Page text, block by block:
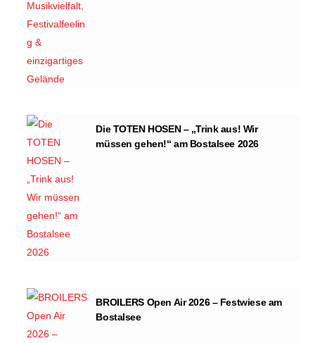
Die TOTEN HOSEN – „Trink aus! Wir
müssen gehen!“ am Bostalsee 2026
BROILERS Open Air 2026 – Festwiese am
Bostalsee